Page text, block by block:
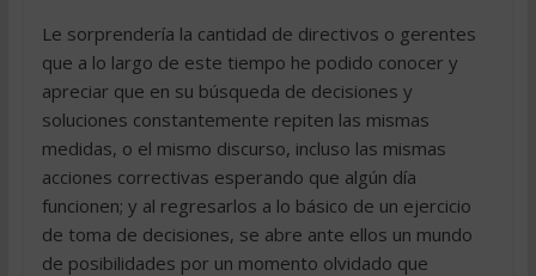
Le sorprendería la cantidad de directivos o gerentes
que a lo largo de este tiempo he podido conocer y
apreciar que en su búsqueda de decisiones y
soluciones constantemente repiten las mismas
medidas, o el mismo discurso, incluso las mismas
acciones correctivas esperando que algún día
funcionen; y al regresarlos a lo básico de un ejercicio
de toma de decisiones, se abre ante ellos un mundo
de posibilidades por un momento olvidado que